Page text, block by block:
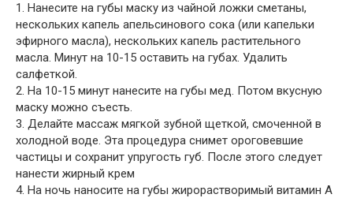
1. Нанесите на губы маску из чайной ложки сметаны,
нескольких капель апельсинового сока (или капельки
эфирного масла), нескольких капель растительного
масла. Минут на 10-15 оставить на губах. Удалить
салфеткой.
2. На 10-15 минут нанесите на губы мед. Потом вкусную
маску можно съесть.
3. Делайте массаж мягкой зубной щеткой, смоченной в
холодной воде. Эта процедура снимет ороговевшие
частицы и сохранит упругость губ. После этого следует
нанести жирный крем
4. На ночь наносите на губы жирорастворимый витамин А